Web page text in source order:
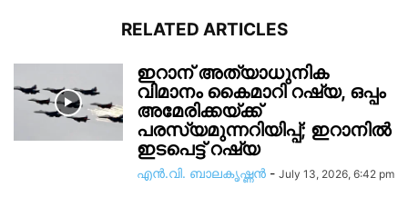
RELATED ARTICLES
ഇറാന് അത്യാധുനിക
വിമാനം കൈമാറി റഷ്യ, ഒപ്പം
അമേരിക്കയ്ക്ക്
പരസ്യമുന്നറിയിപ്പ്; ഇറാനിൽ
ഇടപെട്ട് റഷ്യ
എൻ.വി. ബാലകൃഷ്ണൻ - July 13, 2026, 6:42 pm